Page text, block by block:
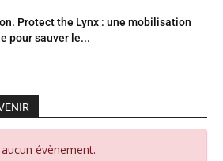
Protect the Lynx : une mobilisation
pour sauver le...
évènement.